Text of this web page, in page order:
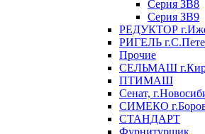
Серия ЗВ8
Серия ЗВ9
РЕДУКТОР
РИГЕЛЬ
Прочие
СЕЛЬМАШ
ПТИМАШ
Сенат,
СИМЕКО
СТАНДАРТ
Фурнитурщик